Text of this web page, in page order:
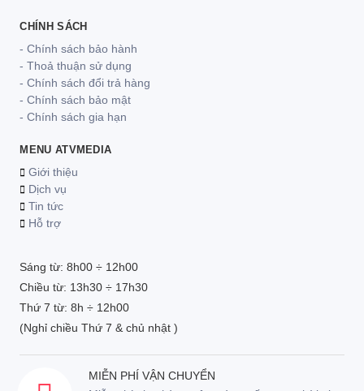
CHÍNH SÁCH
- Chính sách bảo hành
- Thoả thuận sử dụng
- Chính sách đổi trả hàng
- Chính sách bảo mật
- Chính sách gia hạn
MENU ATVMEDIA
Giới thiệu
Dịch vụ
Tin tức
Hỗ trợ
Sáng từ: 8h00 ÷ 12h00
Chiều từ: 13h30 ÷ 17h30
Thứ 7 từ: 8h ÷ 12h00
(Nghỉ chiều Thứ 7 & chủ nhật )
MIỄN PHÍ VẬN CHUYỂN